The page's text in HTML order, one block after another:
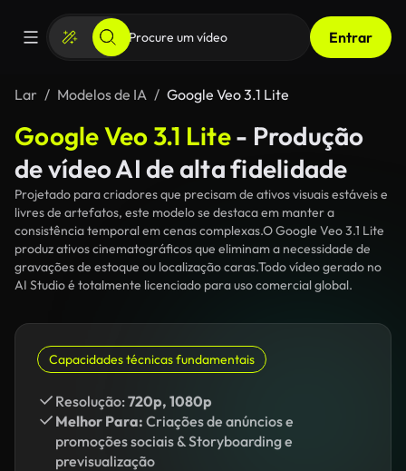
Entrar
Lar Modelos de IA Google Veo 3.1 Lite
Google Veo 3.1 Lite- Produção
de vídeo AI de alta fidelidade
Projetado para criadores que precisam de ativos visuais estáveis e
livres de artefatos, este modelo se destaca em manter a
consistência temporal em cenas complexas.O Google Veo 3.1 Lite
produz ativos cinematográficos que eliminam a necessidade de
gravações de estoque ou localização caras.Todo vídeo gerado no
AI Studio é totalmente licenciado para uso comercial global.
Capacidades técnicas fundamentais
Resolução:720p, 1080p
Melhor Para: Criações de anúncios e
promoções sociais & Storyboarding e
previsualização